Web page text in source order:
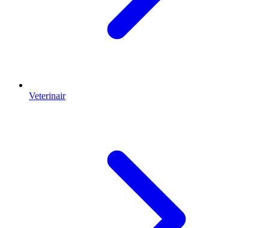
Veterinair